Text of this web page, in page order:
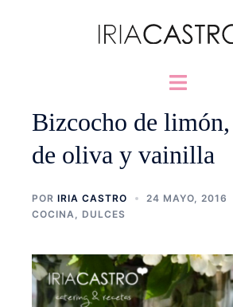
Alternar
Bizcocho de limón,
de oliva y vainilla
POR IRIA CASTRO
24 MAYO, 2016
COCINA
DULCES